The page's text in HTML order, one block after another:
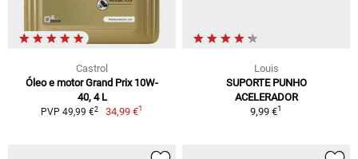
Castrol
Óleo e motor Grand Prix 10W-
40, 4 L
PVP 49,99 €2 34,99 €1
Louis
SUPORTE PUNHO
ACELERADOR
9,99 €1